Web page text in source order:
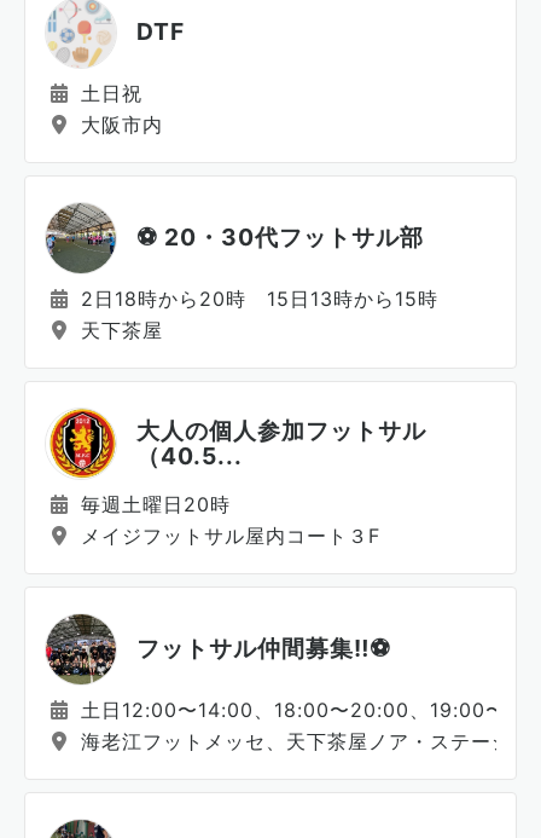
DTF
土日祝
大阪市内
⚽ 20・30代フットサル部
2日18時から20時 15日13時から15時
天下茶屋
大人の個人参加フットサル
（40.5...
毎週土曜日20時
メイジフットサル屋内コート３F
フットサル仲間募集‼️⚽️
土日12:00〜14:00、18:00〜20:00、19:00〜
海老江フットメッセ、天下茶屋ノア・ステージ